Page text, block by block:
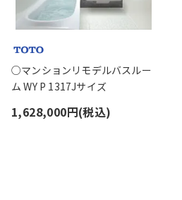
○マンションリモデルバスルー
ム WY P 1317Jサイズ
1,628,000円(税込)